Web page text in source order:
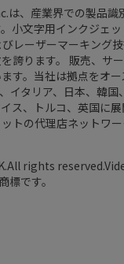
、産業界での製品識
小文字用インクジェ
レーザーマーキング
誇ります。 販売、サ
す。当社は拠点をオ
イタリア、日本、韓
ス、トルコ、英国に
トの代理店ネットワ
rights
です。